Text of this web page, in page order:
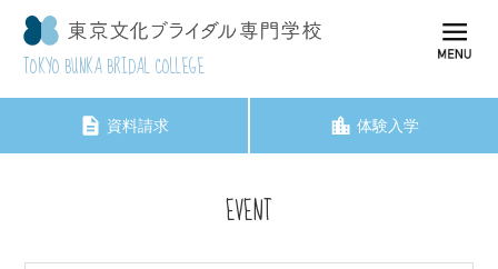
TOKYO BUNKA BRIDAL COLLEGE
資料請求 体験入学
EVENT